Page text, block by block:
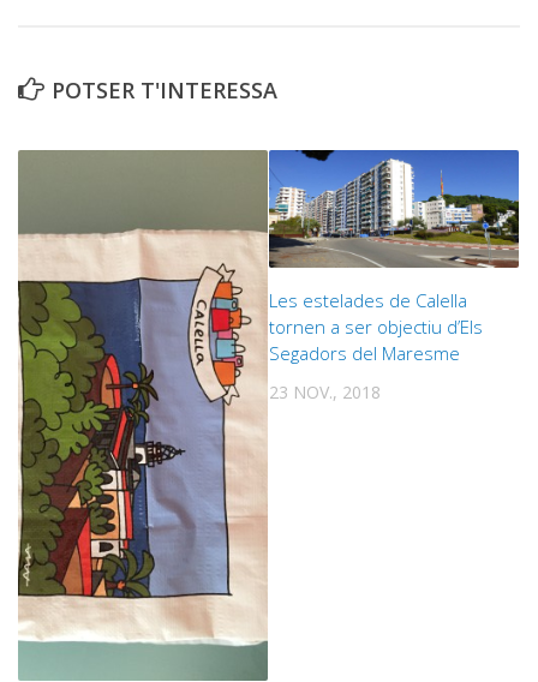
POTSER T'INTERESSA
Les estelades de Calella
tornen a ser objectiu d’Els
Segadors del Maresme
23 NOV., 2018